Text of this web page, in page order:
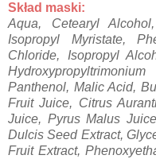
Skład maski:
Aqua, Cetearyl
Isopropyl Myristate,
Chloride, Isopropyl
Panthenol, Malic Acid,
Fruit Juice, Citrus
Juice, Pyrus Malus
Dulcis Seed Extract,
Fruit Extract,